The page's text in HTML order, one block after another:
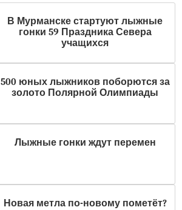
В Мурманске стартуют лыжные
гонки 59 Праздника Севера
учащихся
500 юных лыжников поборются за
золото Полярной Олимпиады
Лыжные гонки ждут перемен
Новая метла по-новому пометёт?